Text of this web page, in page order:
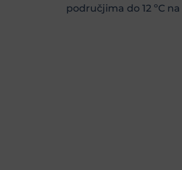
područjima do 12 ºC